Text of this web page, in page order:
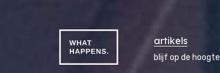
artikels
blijf op de hoogte